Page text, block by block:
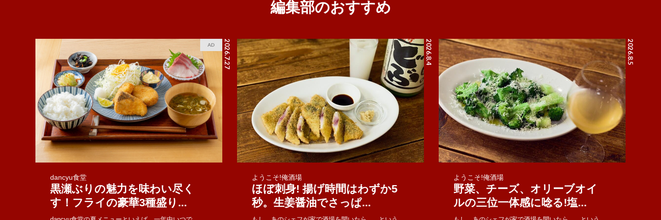
編集部のおすすめ
2026.7.27
AD
dancyu食堂
黒瀬ぶりの魅力を味わい尽く
す！フライの豪華3種盛り...
2026.8.4
ようこそ!俺酒場
ほぼ刺身! 揚げ時間はわずか5
秒。生姜醤油でさっぱ...
2026.8.5
ようこそ!俺酒場
野菜、チーズ、オリーブオイ
ルの三位一体感に唸る!塩...